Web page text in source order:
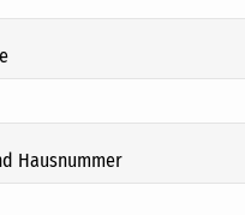
Hausnummer